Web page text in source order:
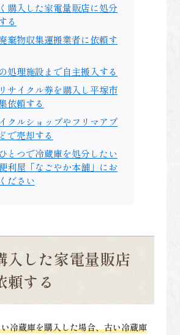
購入した家電量販店に処分
る
棄物収集運搬業者に依頼す
処理施設まで自主搬入する
サイクル券を購入し平塚市
依頼する
クルショップやフリマアプ
で売却する
とつで冷蔵庫を処分したい
利屋「なごやか本舗」にお
ださい
入した家電量販店
頼する
冷蔵庫を購入した場合、古い冷蔵庫